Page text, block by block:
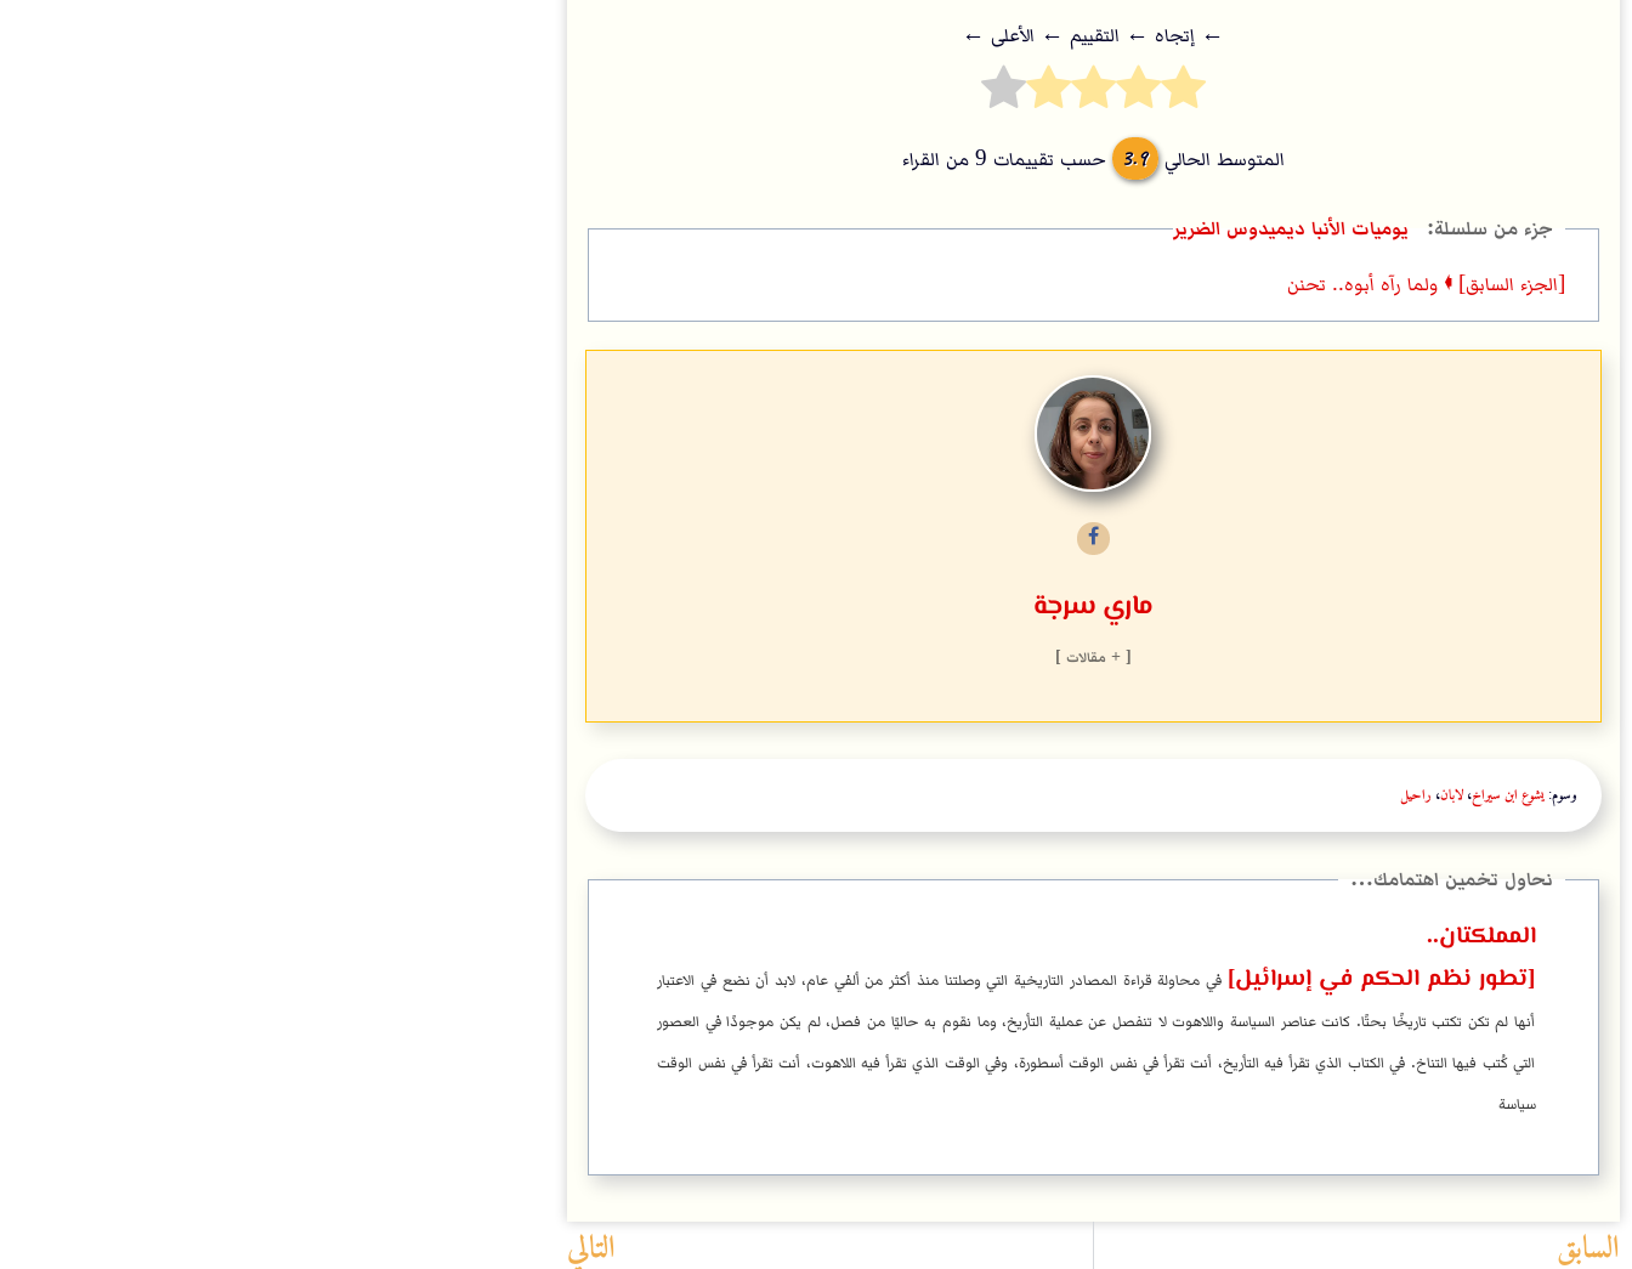
← إتجاه ← التقييم ← اﻷعلى ←
المتوسط الحالي 3.9 حسب تقييمات 9 من القراء
يوميات الأنبا ديميدوس الضرير
[الجزء السابق] 🠼 ولما رآه أبوه.. تحنن
ماري سرجة
[ + مقالات ]
وسوم: يشوع ابن سيراخ، لابان، راحيل
المملكتان..
[تطور نظم الحكم في إسرائيل] في محاولة قراءة المصادر التاريخية التي وصلتنا منذ أكثر من ألفي عام، لابد أن نضع في الاعتبار
أنها لم تكن تكتب تاريخًا بحتًا. كانت عناصر السياسة واللاهوت لا تنفصل عن عملية التأريخ، وما نقوم به حاليًا من فصل، لم يكن موجودًا في العصور
التي كُتب فيها التناخ. في الكتاب الذي تقرأ فيه التأريخ، أنت تقرأ في نفس الوقت أسطورة، وفي الوقت الذي تقرأ فيه اللاهوت، أنت تقرأ في نفس الوقت
سياسة
السابق التالي